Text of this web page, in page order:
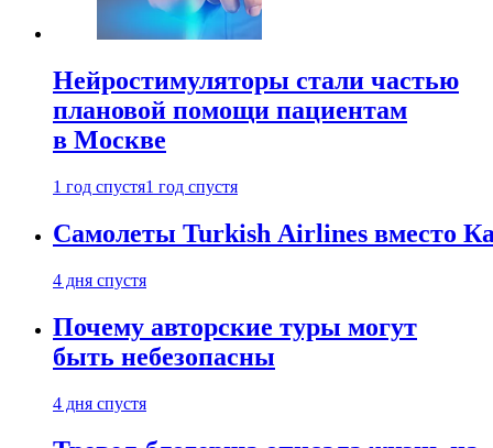
Нейростимуляторы стали частью
плановой помощи пациентам
в Москве
1 год спустя1 год спустя
Самолеты Turkish Airlines вместо
4 дня спустя
Почему авторские туры могут
быть небезопасны
4 дня спустя